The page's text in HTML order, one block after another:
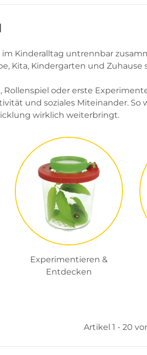
Kinderalltag untrennbar
Kita, Kindergarten und
Rollenspiel oder erste
und soziales Miteinander.
wirklich weiterbringt.
Experimentieren &
Entdecken
Artikel 1 - 20